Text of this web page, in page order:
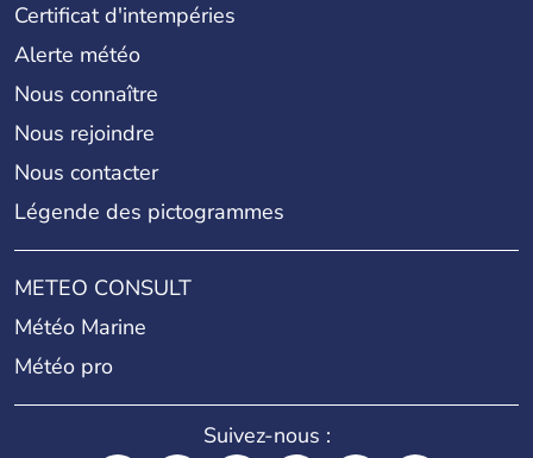
Certificat d'intempéries
Alerte météo
Nous connaître
Nous rejoindre
Nous contacter
Légende des pictogrammes
METEO CONSULT
Météo Marine
Météo pro
Suivez-nous :